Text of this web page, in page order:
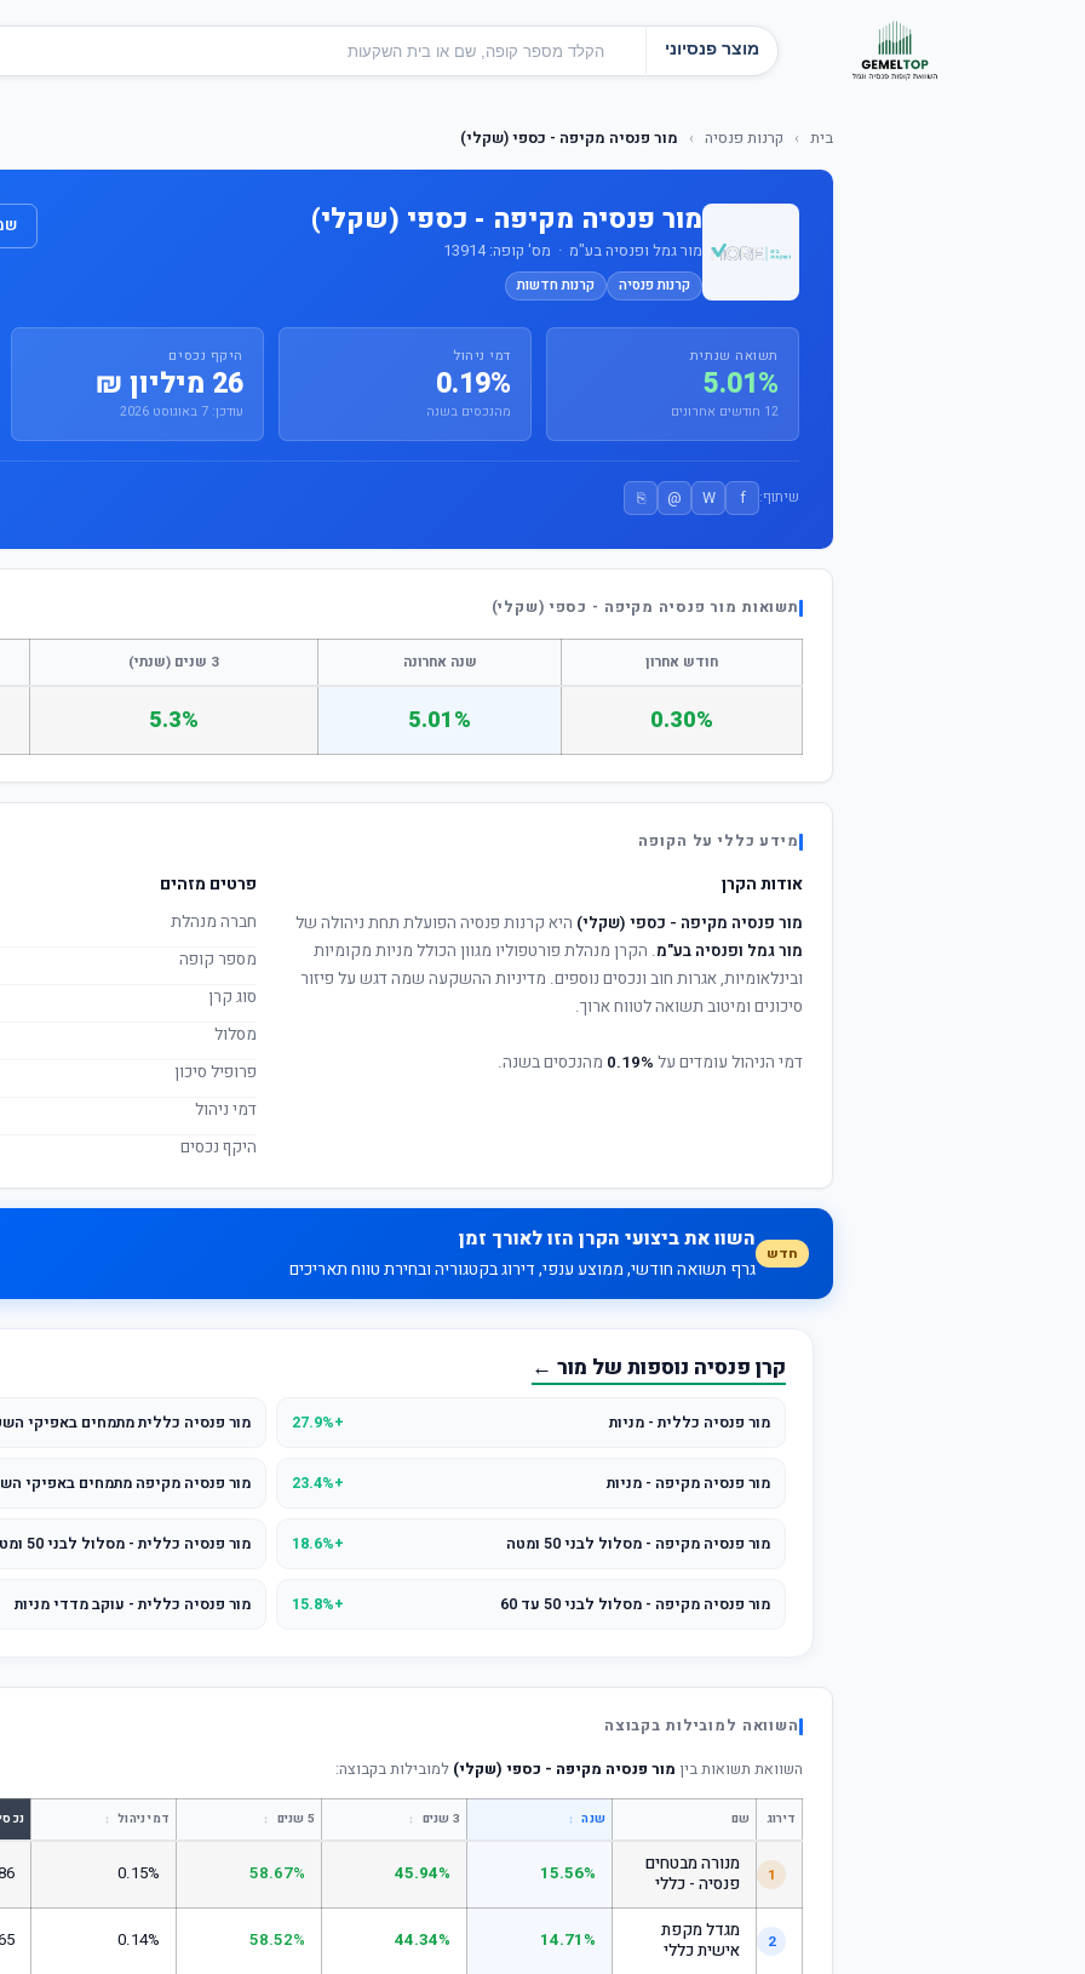
מוצר פנסיוני
בית › קרנות פנסיה › מור פנסיה מקיפה - כספי (שקלי)
מור פנסיה מקיפה - כספי (שקלי)
מור גמל ופנסיה בע"מ · מס' קופה: 13914
קרנות פנסיה קרנות חדשות
תשואה שנתית
5.01%
12 חודשים אחרונים
דמי ניהול
0.19%
מהנכסים בשנה
היקף נכסים
26 מיליון ₪
עודכן: 7 באוגוסט 2026
שיתוף: f
W
@
⎘
תשואות מור פנסיה מקיפה - כספי (שקלי)
חודש אחרון שנה אחרונה 3 שנים (שנתי)
0.30%
5.01%
5.3%
מידע כללי על הקופה
אודות הקרן
מור פנסיה מקיפה - כספי (שקלי) היא קרנות פנסיה הפועלת תחת ניהולה של
מור גמל ופנסיה בע"מ. הקרן מנהלת פורטפוליו מגוון הכולל מניות מקומיות
ובינלאומיות, אגרות חוב ונכסים נוספים. מדיניות ההשקעה שמה דגש על פיזור
סיכונים ומיטוב תשואה לטווח ארוך.
דמי הניהול עומדים על 0.19% מהנכסים בשנה.
פרטים מזהים
חברה מנהלת
מספר קופה
סוג קרן
מסלול
פרופיל סיכון
דמי ניהול
היקף נכסים
חדש
השוו את ביצועי הקרן הזו לאורך זמן
גרף תשואה חודשי, ממוצע ענפי, דירוג בקטגוריה ובחירת טווח תאריכים
קרן פנסיה נוספות של מור ←
מור פנסיה כללית - מניות +27.9% מור פנסיה כללית מתמחים באפיקי
מור פנסיה מקיפה - מניות +23.4% מור פנסיה מקיפה מתמחים באפיקי
מור פנסיה מקיפה - מסלול לבני 50 ומטה +18.6% מור פנסיה כללית - מסלול לבני 50 ומטה
מור פנסיה מקיפה - מסלול לבני 50 עד 60 +15.8% מור פנסיה כללית - עוקב מדדי מניות
השוואה למובילות בקבוצה
השוואת תשואות בין מור פנסיה מקיפה - כספי (שקלי) למובילות בקבוצה:
דירוג שם שנה ↕ 3 שנים ↕ 5 שנים ↕ דמי ניהול ↕
1
מנורה מבטחים
פנסיה - כללי
15.56%
45.94%
58.67%
0.15%
2
מגדל מקפת
אישית כללי
14.71%
44.34%
58.52%
0.14%